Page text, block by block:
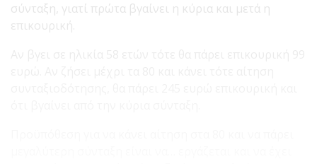
σύνταξη, γιατί πρώτα βγαίνει η κύρια και μετά η
επικουρική.